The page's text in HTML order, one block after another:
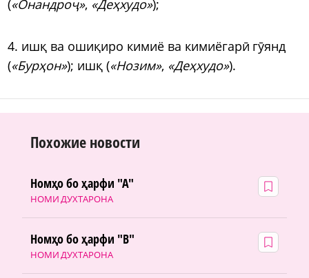
(«Онандроҷ», «Деҳхудо»);
4. ишқ ва ошиқиро кимиё ва кимиёгарӣ гӯянд
(«Бурҳон»); ишқ («Нозим», «Деҳхудо»).
Похожие новости
НОМИ ДУХТАРОНА
Номҳо бо ҳарфи "А"
НОМИ ДУХТАРОНА
Номҳо бо ҳарфи "В"